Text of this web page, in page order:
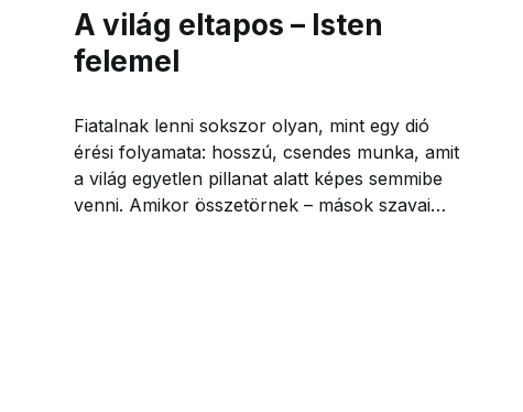
A világ eltapos – Isten
felemel
Fiatalnak lenni sokszor olyan, mint egy dió
érési folyamata: hosszú, csendes munka, amit
a világ egyetlen pillanat alatt képes semmibe
venni. Amikor összetörnek – mások szavai